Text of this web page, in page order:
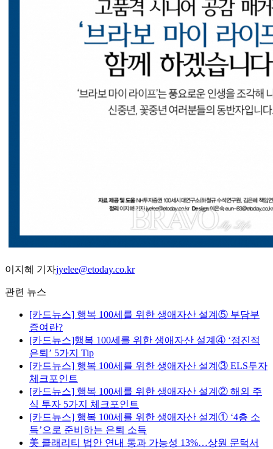
이지혜 기자jyelee@etoday.co.kr
관련 뉴스
[카드뉴스] 행복 100세를 위한 생애자산 설계⑤ 부담부
증여란?
[카드뉴스]행복 100세를 위한 생애자산 설계④ ‘점진적
은퇴’ 5가지 Tip
[카드뉴스] 행복 100세를 위한 생애자산 설계③ ELS투자
체크포인트
[카드뉴스] 행복 100세를 위한 생애자산 설계② 해외 주
식 투자 5가지 체크포인트
[카드뉴스] 행복 100세를 위한 생애자산 설계① ‘4층 소
득’으로 준비하는 은퇴 소득
美 클래리티 법안 연내 통과 가능성 13%…상원 문턱서